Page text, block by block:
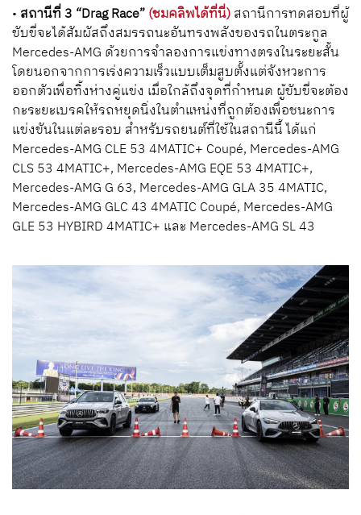
• สถานีที่3 “Drag Race”(ชมคลิพได้ที่นี่)สถานีการทดสอบที่ผู้
ขับขี่จะได้สัมผัสถึงสมรรถนะอันทรงพลังของรถในตระกูล
Mercedes-AMG ด้วยการจำลองการแข่งทางตรงในระยะสั้น
โดยนอกจากการเร่งความเร็วแบบเต็มสูบตั้งแต่จังหวะการ
ออกตัวเพื่อทิ้งห่างคู่แข่ง เมื่อใกล้ถึงจุดที่กำหนด ผู้ขับขี่จะต้อง
กะระยะเบรคให้รถหยุดนิ่งในตำแหน่งที่ถูกต้องเพื่อชนะการ
แข่งขันในแต่ละรอบ สำหรับรถยนต์ที่ใช้ในสถานีนี้ ได้แก่
Mercedes-AMG CLE 53 4MATIC+ Coupé, Mercedes-AMG
CLS 53 4MATIC+, Mercedes-AMG EQE 53 4MATIC+,
Mercedes-AMG G 63, Mercedes-AMG GLA 35 4MATIC,
Mercedes-AMG GLC 43 4MATIC Coupé, Mercedes-AMG
GLE 53 HYBIRD 4MATIC+ และ Mercedes-AMG SL 43